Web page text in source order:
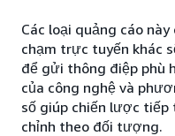
Các loại quảng cáo
chạm trực tuyến khác
để gửi thông điệp phù
của công nghệ và
số giúp chiến lược
chỉnh theo đối tượng.